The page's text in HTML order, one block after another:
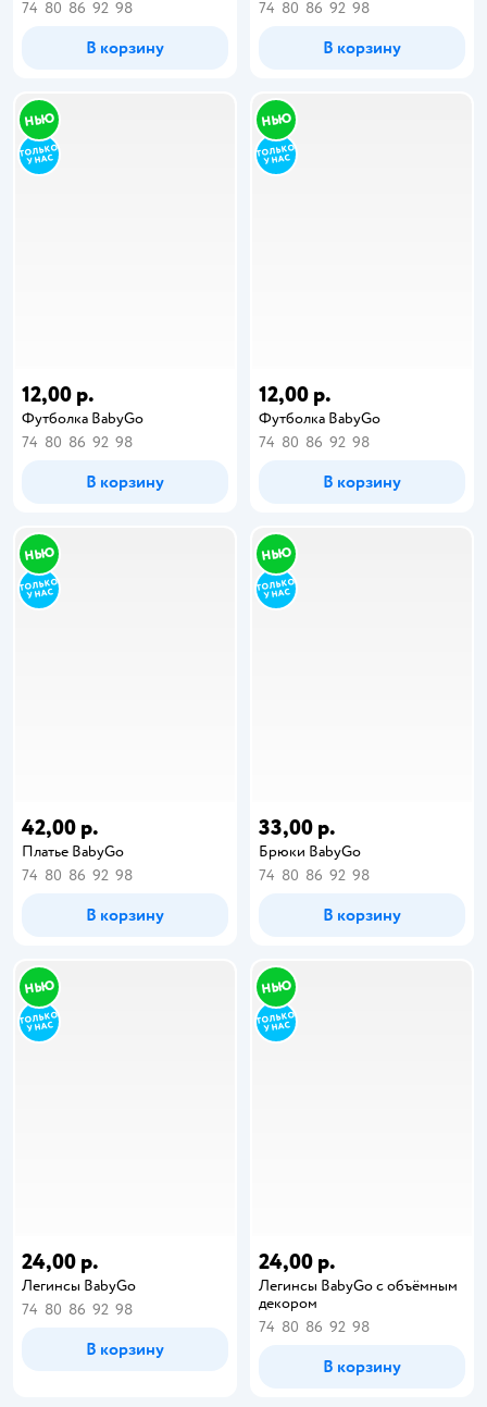
74 80 86 92 98
В корзину
74 80 86 92 98
В корзину
12,00 р.
Футболка BabyGo
74 80 86 92 98
В корзину
12,00 р.
Футболка BabyGo
74 80 86 92 98
В корзину
42,00 р.
Платье BabyGo
74 80 86 92 98
В корзину
33,00 р.
Брюки BabyGo
74 80 86 92 98
В корзину
24,00 р.
Легинсы BabyGo
74 80 86 92 98
В корзину
24,00 р.
Легинсы BabyGо с объёмным
декором
74 80 86 92 98
В корзину